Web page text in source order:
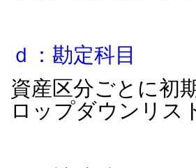
ｄ：勘定科目
資産区分ごとに初
ロップダウンリス